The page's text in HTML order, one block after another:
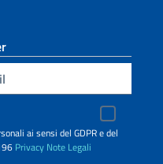
ai sensi del GDPR e del
Privacy Note Legali